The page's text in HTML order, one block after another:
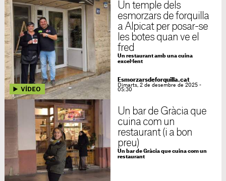
Un temple dels
esmorzars de forquilla
a Alpicat per posar-se
les botes quan ve el
fred
Un restaurant amb una cuina
excel·lent
Esmorzarsdeforquilla.cat
Dimarts, 2 de desembre de 2025 -
05:30
Un bar de Gràcia que
cuina com un
restaurant (i a bon
preu)
Un bar de Gràcia que cuina com un
restaurant